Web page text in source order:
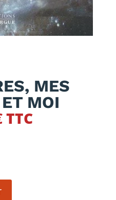
MES
MOI
Le
8,45 €.
TTC